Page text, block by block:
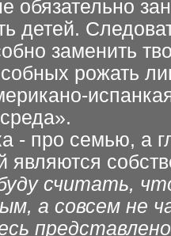
обязательно
детей.
заменить
рожать
- про семью, а
являются
считать,
а совсем не